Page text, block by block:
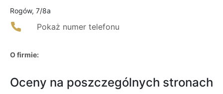
Rogów, 7/8a
Pokaż numer telefonu
O firmie:
Oceny na poszczególnych stronach